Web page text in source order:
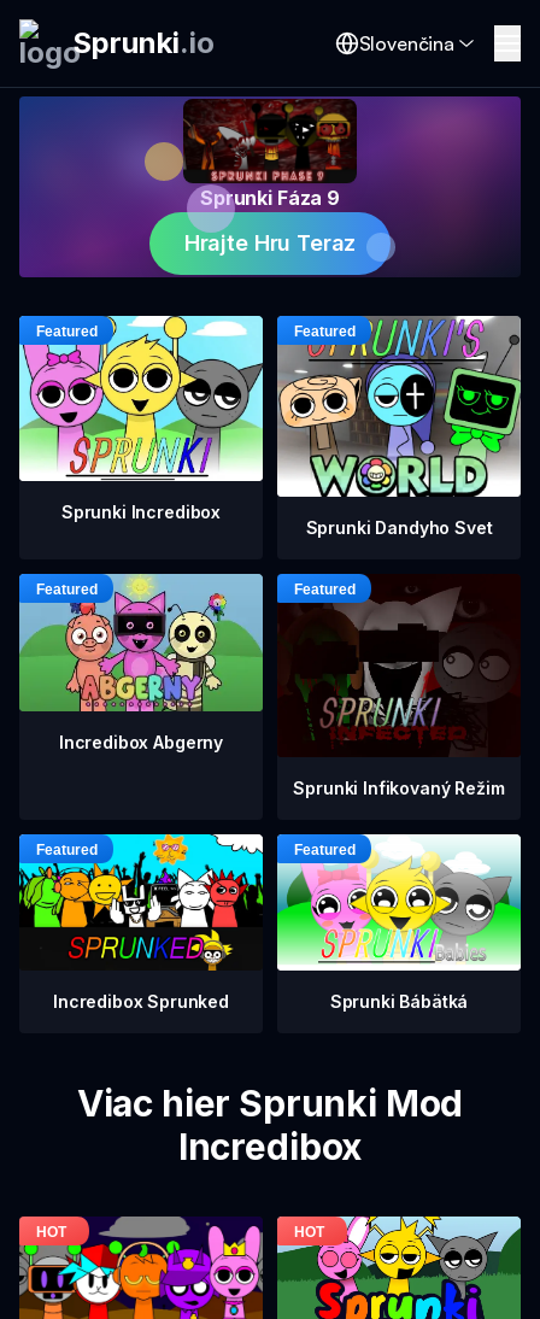
Sprunki.io Slovenčina
Sprunki Fáza 9
Hrajte Hru Teraz
Sprunki Incredibox
Sprunki Dandyho Svet
Incredibox Abgerny
Sprunki Infikovaný Režim
Incredibox Sprunked Sprunki Bábätká
Viac hier Sprunki Mod
Incredibox